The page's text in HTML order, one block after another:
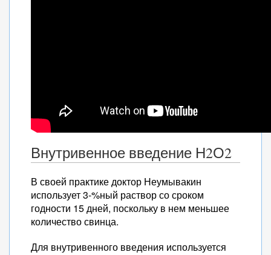
Внутривенное введение Н2О2
В своей практике доктор Неумывакин
использует 3-%ный раствор со сроком
годности 15 дней, поскольку в нем меньшее
количество свинца.
Для внутривенного введения используется